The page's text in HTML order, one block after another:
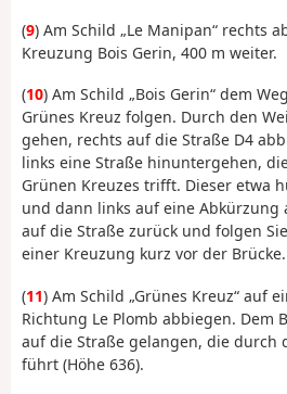
(9) Am Schild „Le Manipan“ rechts
Kreuzung Bois Gerin, 400 m weiter.
(10) Am Schild „Bois Gerin“ dem
Grünes Kreuz folgen. Durch den
gehen, rechts auf die Straße D4
links eine Straße hinuntergehen,
Grünen Kreuzes trifft. Dieser etwa
und dann links auf eine Abkürzung
auf die Straße zurück und folgen
einer Kreuzung kurz vor der Brücke.
(11) Am Schild „Grünes Kreuz“ auf
Richtung Le Plomb abbiegen. Dem
auf die Straße gelangen, die durch
führt (Höhe 636).